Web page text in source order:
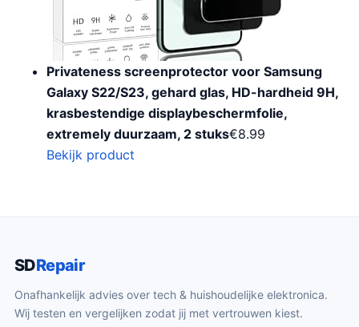
Privateness screenprotector voor Samsung
Galaxy S22/S23, gehard glas, HD-hardheid 9H,
krasbestendige displaybeschermfolie,
extremely duurzaam, 2 stuks€8.99
Bekijk product
SDRepair
Onafhankelijk advies over tech & huishoudelijke elektronica.
Wij testen en vergelijken zodat jij met vertrouwen kiest.